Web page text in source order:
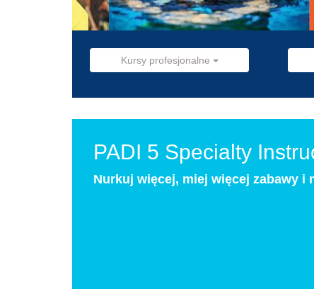
Kursy profesjonalne
PADI 5 Specialty
Nurkuj więcej, miej więcej zabawy